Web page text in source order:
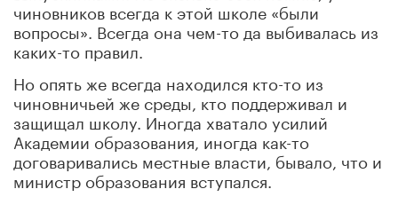
чиновников всегда к этой школе «были
вопросы». Всегда она чем-то да выбивалась из
каких-то правил.
Но опять же всегда находился кто-то из
чиновничьей же среды, кто поддерживал и
защищал школу. Иногда хватало усилий
Академии образования, иногда как-то
договаривались местные власти, бывало, что и
министр образования вступался.